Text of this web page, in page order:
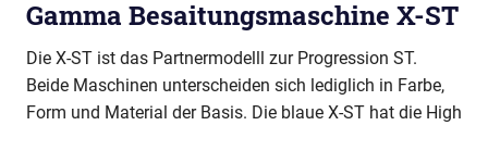
Gamma Besaitungsmaschine X-ST
Die X-ST ist das Partnermodelll zur Progression ST.
Beide Maschinen unterscheiden sich lediglich in Farbe,
Form und Material der Basis. Die blaue X-ST hat die High